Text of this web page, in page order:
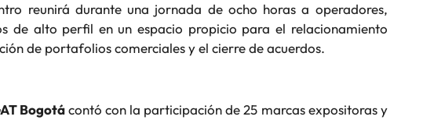
reunirá durante una jornada de ocho horas a operadores,
de alto perfil en un espacio propicio para el relacionamiento
de portafolios comerciales y el cierre de acuerdos.
Bogotácontó con la participación de 25 marcas expositoras y